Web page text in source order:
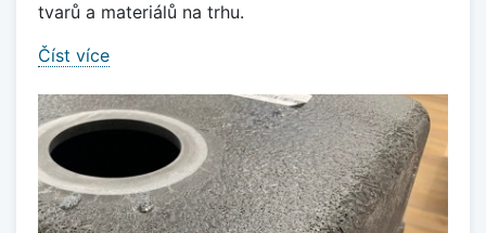
tvarů a materiálů na trhu.
Číst více